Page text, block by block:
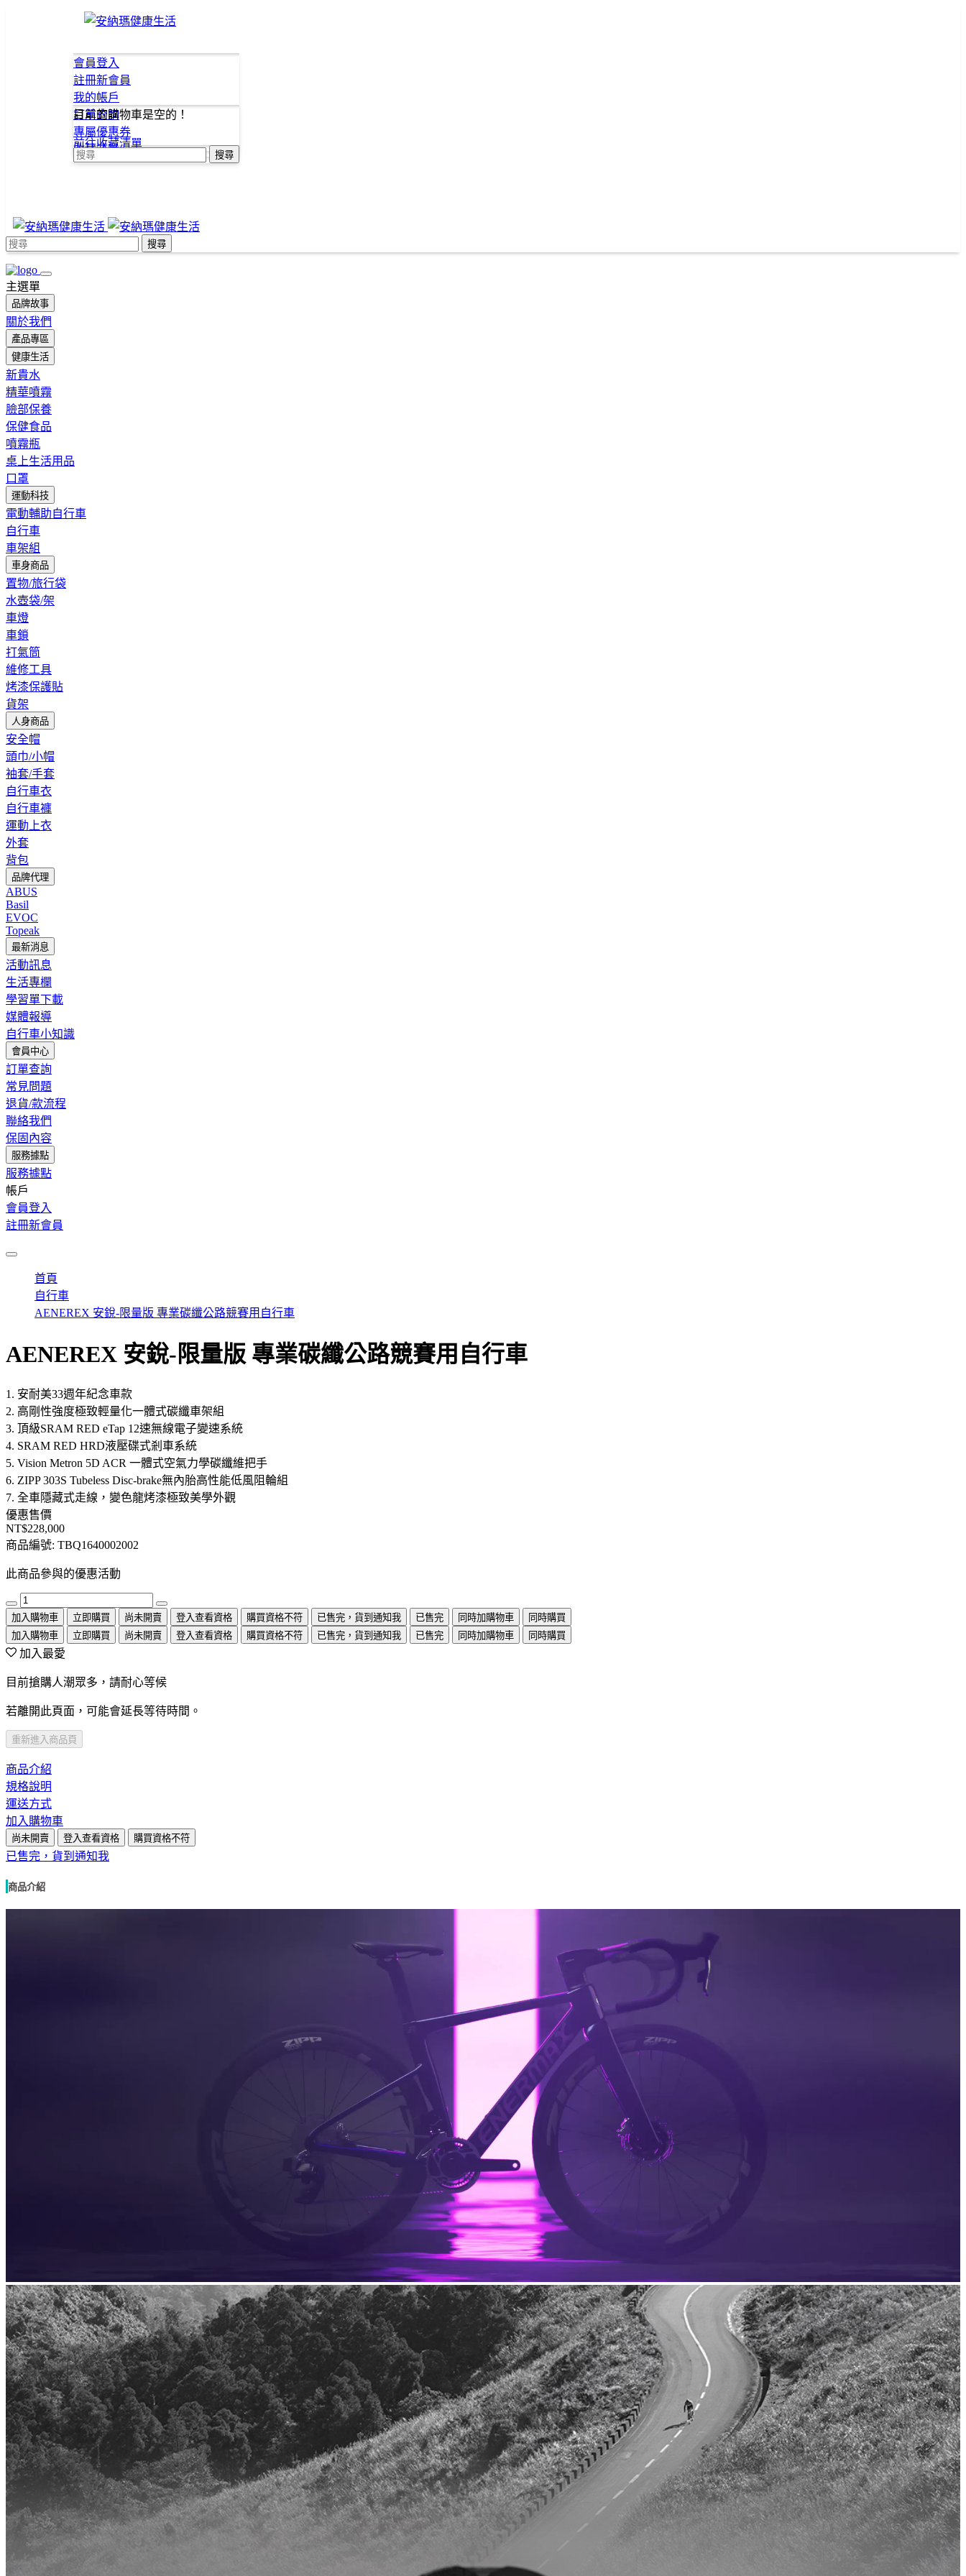
會員登入
註冊新會員
我的帳戶
訂單查詢
專屬優惠券
收藏清單
目前的購物車是空的！
前往收藏清單
搜尋
搜尋
主選單
品牌故事
關於我們
產品專區
健康生活
新貴水
精華噴霧
臉部保養
保健食品
噴霧瓶
桌上生活用品
口罩
運動科技
電動輔助自行車
自行車
車架組
車身商品
置物/旅行袋
水壺袋/架
車燈
車鎖
打氣筒
維修工具
烤漆保護貼
貨架
人身商品
安全帽
頭巾/小帽
袖套/手套
自行車衣
自行車褲
運動上衣
外套
背包
品牌代理
ABUS
Basil
EVOC
Topeak
最新消息
活動訊息
生活專欄
學習單下載
媒體報導
自行車小知識
會員中心
訂單查詢
常見問題
退貨/款流程
聯絡我們
保固內容
服務據點
服務據點
帳戶
會員登入
註冊新會員
首頁
自行車
AENEREX 安銳-限量版 專業碳纖公路競賽用自行車
AENEREX 安銳-限量版 專業碳纖公路競賽用自行車
1. 安耐美33週年紀念車款
2. 高剛性強度極致輕量化一體式碳纖車架組
3. 頂級SRAM RED eTap 12速無線電子變速系統
4. SRAM RED HRD液壓碟式剎車系統
5. Vision Metron 5D ACR 一體式空氣力學碳纖維把手
6. ZIPP 303S Tubeless Disc-brake無內胎高性能低風阻輪組
7. 全車隱藏式走線，變色龍烤漆極致美學外觀
優惠售價
NT$228,000
商品編號: TBQ1640002002
此商品參與的優惠活動
加入購物車 立即購買 尚未開賣 登入查看資格 購買資格不符 已售完，貨到通知我 已售完 同時加購物車
同時購買
加入購物車
立即購買 尚未開賣 登入查看資格 購買資格不符 已售完，貨到通知我 已售完 同時加購物車 同時購買
加入最愛
目前搶購人潮眾多，請耐心等候
若離開此頁面，可能會延長等待時間。
重新進入商品頁
商品介紹
規格說明
運送方式
加入購物車
尚未開賣 登入查看資格 購買資格不符
已售完，貨到通知我
商品介紹